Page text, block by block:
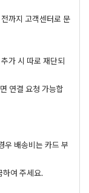
까지 고객센터로 문
가 시 따로 재단되
연결 요청 가능합
우 배송비는 카드 부
하여 주세요.